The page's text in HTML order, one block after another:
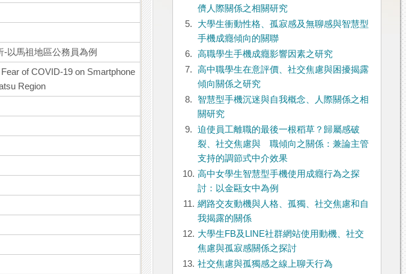
以馬祖地區公務員為例
of COVID-19 on Smartphone
Region
儕人際關係之相關研究
5.
大學生衝動性格、孤寂感及無聊感與智慧型
手機成癮傾向的關聯
6.
高職學生手機成癮影響因素之研究
7.
高中職學生在意評價、社交焦慮與困擾揭露
傾向關係之研究
8.
智慧型手機沉迷與自我概念、人際關係之相
關研究
9.
迫使員工離職的最後一根稻草？歸屬感破
裂、社交焦慮與離職傾向之關係：兼論主管
支持的調節式中介效果
10. 高中女學生智慧型手機使用成癮行為之探
討：以金甌女中為例
11. 網路交友動機與人格、孤獨、社交焦慮和自
我揭露的關係
12. 大學生FB及LINE社群網站使用動機、社交
焦慮與孤寂感關係之探討
13. 社交焦慮與孤獨感之線上聊天行為